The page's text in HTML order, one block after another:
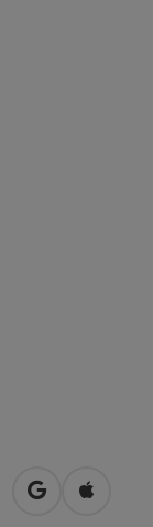
in Google
in